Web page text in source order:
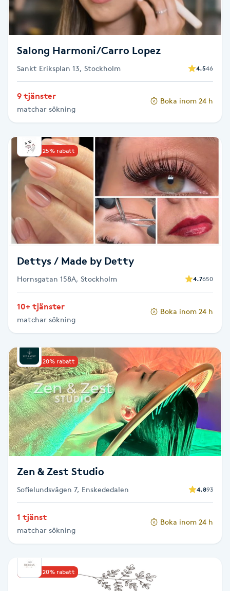
M
Manikyr & Pedikyr
Massage
Medial vägledning
Medicinsk massage
Meditation
Medium
Megavolymfransar
MicroPen
Microshading
Mixfransar
N
Nagelförlängning
Nagelförlängning akryl
Nagelförlängning glasfiber
Nagelförlängning silke
Nagelförstärkning
Salong Harmoni/Carro Lopez
Sankt Eriksplan 13, Stockholm 4.546
9 tjänster
matchar sökning
Boka inom 24 h
Upp till 25% rabatt
Dettys / Made by Detty
Hornsgatan 158A, Stockholm 4.7650
10+ tjänster
matchar sökning
Boka inom 24 h
Upp till 20% rabatt
Zen & Zest Studio
Sofielundsvägen 7, Enskededalen 4.893
1 tjänst
matchar sökning
Boka inom 24 h
Upp till 20% rabatt